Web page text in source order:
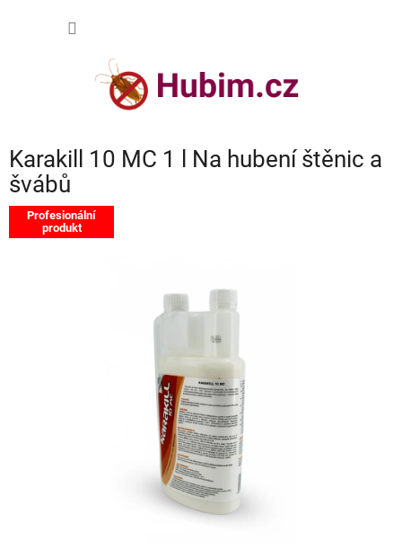
Karakill 10 MC 1 l Na hubení štěnic a
švábů
Profesionální
produkt